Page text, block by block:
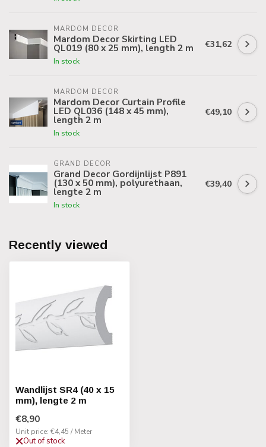
MARDOM DECOR
Mardom Decor Skirting LED
QL019 (80 x 25 mm), length 2 m
In stock
€31,62
MARDOM DECOR
Mardom Decor Curtain Profile
LED QL036 (148 x 45 mm),
length 2 m
In stock
€49,10
GRAND DECOR
Grand Decor Gordijnlijst P891
(130 x 50 mm), polyurethaan,
lengte 2 m
In stock
€39,40
Recently viewed
Wandlijst SR4 (40 x 15
mm), lengte 2 m
€8,90
Unit price: €4,45 / Meter
Out of stock